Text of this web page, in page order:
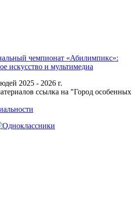
чемпионат «Абилимпикс»:
искусство и мультимедиа
2025 - 2026 г.
ссылка на "Город особенных